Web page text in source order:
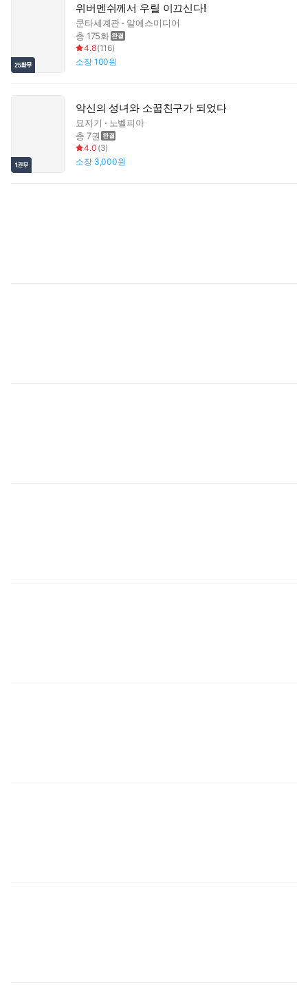
위버멘쉬께서 우릴 이끄신다!
쿤타세계관
알에스미디어
총 175화
4.8(116)
소장 100원
악신의 성녀와 소꿉친구가 되었다
묘지기
노벨피아
총 7권
4.0 (3)
소장 3,000원